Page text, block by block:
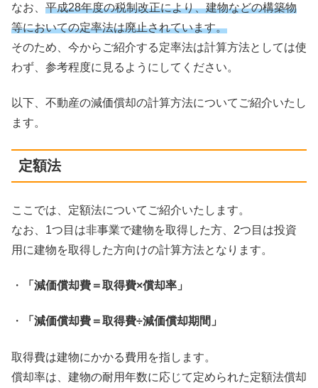
なお、 平成28年度の税制改正により、建物などの構築物
等においての定率法は廃止されています。
そのため、今からご紹介する定率法は計算方法としては使
わず、参考程度に見るようにしてください。
以下、不動産の減価償却の計算方法についてご紹介いたし
ます。
定額法
ここでは、定額法についてご紹介いたします。
なお、1つ目は非事業で建物を取得した方、2つ目は投資
用に建物を取得した方向けの計算方法となります。
・ 「減価償却費＝取得費×償却率」
・ 「減価償却費＝取得費÷減価償却期間」
取得費は建物にかかる費用を指します。
償却率は、建物の耐用年数に応じて定められた定額法償却